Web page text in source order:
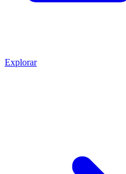
Explorar